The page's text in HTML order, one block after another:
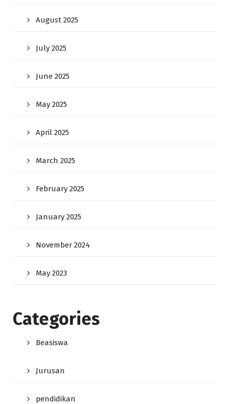
August 2025
July 2025
June 2025
May 2025
April 2025
March 2025
February 2025
January 2025
November 2024
May 2023
Categories
Beasiswa
Jurusan
pendidikan